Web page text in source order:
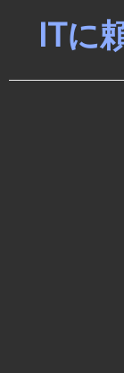
navigation
contentITに